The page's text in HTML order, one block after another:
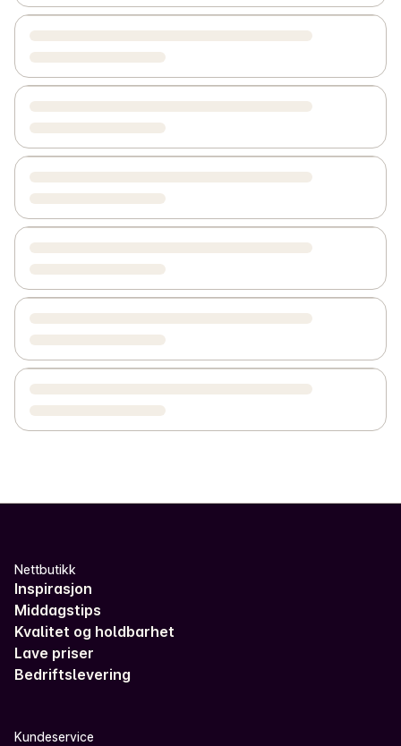
Nettbutikk
Inspirasjon
Middagstips
Kvalitet og holdbarhet
Lave priser
Bedriftslevering
Kundeservice